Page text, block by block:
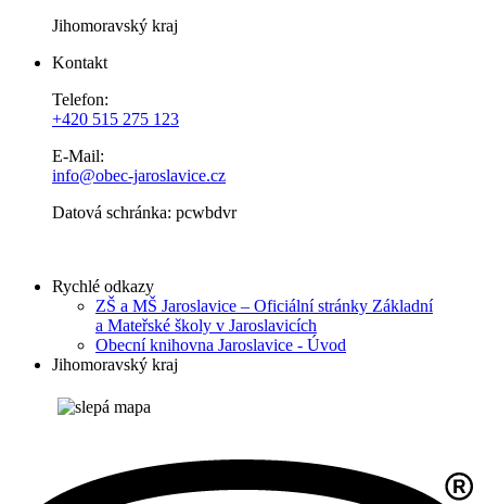
Jihomoravský kraj
Kontakt
Telefon:
+420 515 275 123
E-Mail:
info@obec-jaroslavice.cz
Datová schránka: pcwbdvr
Rychlé odkazy
ZŠ a MŠ Jaroslavice – Oficiální stránky Základní
a Mateřské školy v Jaroslavicích
Obecní knihovna Jaroslavice - Úvod
Jihomoravský kraj